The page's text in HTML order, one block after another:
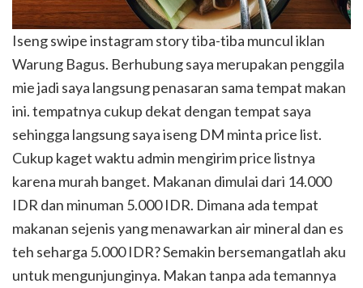
Iseng swipe instagram story tiba-tiba muncul iklan
Warung Bagus. Berhubung saya merupakan penggila
mie jadi saya langsung penasaran sama tempat makan
ini. tempatnya cukup dekat dengan tempat saya
sehingga langsung saya iseng DM minta price list.
Cukup kaget waktu admin mengirim price listnya
karena murah banget. Makanan dimulai dari 14.000
IDR dan minuman 5.000 IDR. Dimana ada tempat
makanan sejenis yang menawarkan air mineral dan es
teh seharga 5.000 IDR? Semakin bersemangatlah aku
untuk mengunjunginya. Makan tanpa ada temannya